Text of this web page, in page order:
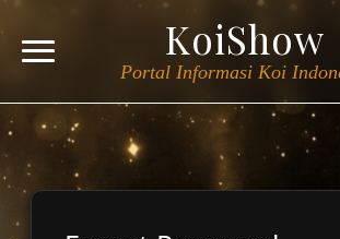
KoiShow
Portal Informasi Koi